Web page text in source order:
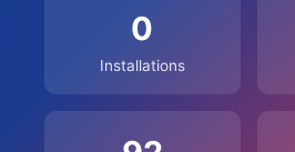
0
Installations